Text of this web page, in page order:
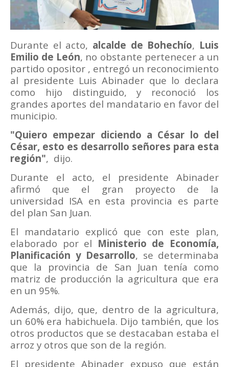
Durante el acto, alcalde de Bohechío, Luis
Emilio de León, no obstante pertenecer a un
partido opositor , entregó un reconocimiento
al presidente Luis Abinader que lo declara
como hijo distinguido, y reconoció los
grandes aportes del mandatario en favor del
municipio.
"Quiero empezar diciendo a César lo del
César, esto es desarrollo señores para esta
región", dijo.
Durante el acto, el presidente Abinader
afirmó que el gran proyecto de la
universidad ISA en esta provincia es parte
del plan San Juan.
El mandatario explicó que con este plan,
elaborado por el Ministerio de Economía,
Planificación y Desarrollo, se determinaba
que la provincia de San Juan tenía como
matriz de producción la agricultura que era
en un 95%.
Además, dijo, que, dentro de la agricultura,
un 60% era habichuela. Dijo también, que los
otros productos que se destacaban estaba el
arroz y otros que son de la región.
El presidente Abinader expuso que están